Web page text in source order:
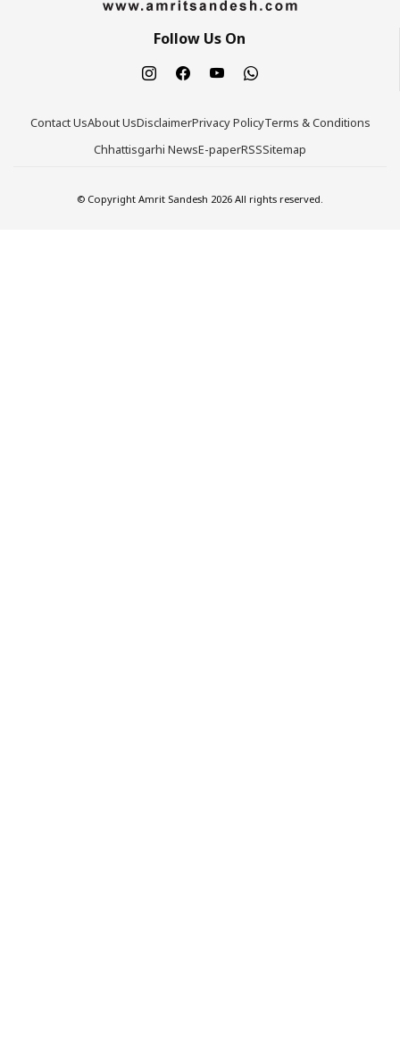
Follow Us On
Contact UsAbout UsDisclaimerPrivacy PolicyTerms & Conditions
Chhattisgarhi NewsE-paperRSSSitemap
© Copyright Amrit Sandesh 2026 All rights reserved.